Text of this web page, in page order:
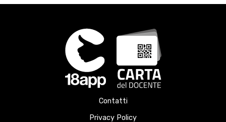
Contatti
Privacy Policy